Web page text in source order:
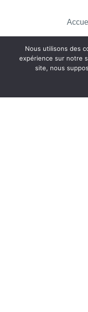
Nous utilisons des
expérience sur notre
site, nous